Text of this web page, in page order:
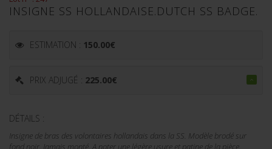
INSIGNE SS HOLLANDAISE.DUTCH SS BADGE.
ESTIMATION : 150.00€
PRIX ADJUGÉ : 225.00€
DÉTAILS :
Insigne de bras des volontaires hollandais dans la SS. Modèle brodé sur
fond noir. Jamais monté. A noter une légère usure et patine de la pièce.